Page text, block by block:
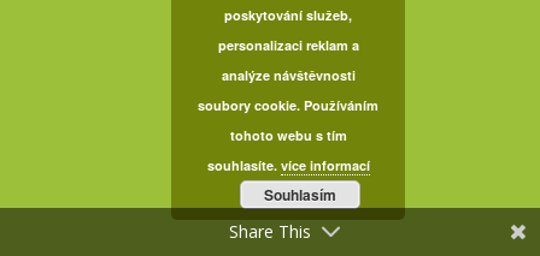
Share This
poskytování služeb,
personalizaci reklam a
analýze návštěvnosti
soubory cookie. Používáním
tohoto webu s tím
souhlasíte. více informací
Souhlasím